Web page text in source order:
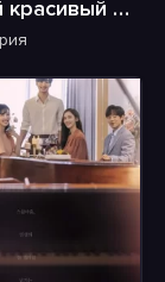
Большой красивый дом